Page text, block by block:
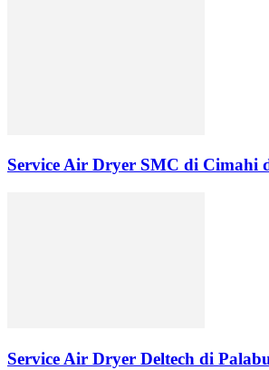
Service Air Dryer SMC di Cimahi
Service Air Dryer Deltech di